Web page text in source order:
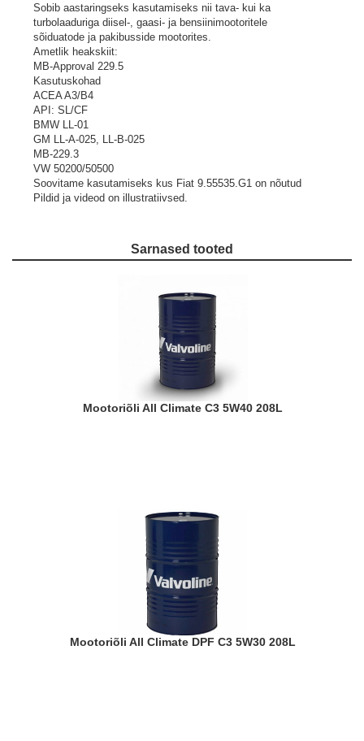
Sobib aastaringseks kasutamiseks nii tava- kui ka
turbolaaduriga diisel-, gaasi- ja bensiinimootoritele
sõiduatode ja pakibusside mootorites.
Ametlik heakskiit:
MB-Approval 229.5
Kasutuskohad
ACEA A3/B4
API: SL/CF
BMW LL-01
GM LL-A-025, LL-B-025
MB-229.3
VW 50200/50500
Soovitame kasutamiseks kus Fiat 9.55535.G1 on nõutud
Pildid ja videod on illustratiivsed.
Sarnased tooted
Mootoriõli All Climate C3 5W40 208L
Mootoriõli All Climate DPF C3 5W30 208L